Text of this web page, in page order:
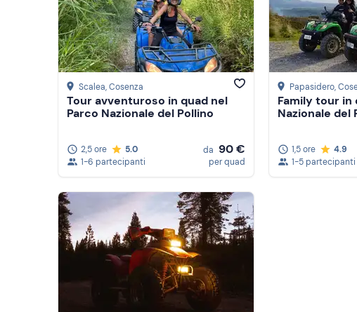
Scalea, Cosenza
Tour avventuroso in quad nel
Parco Nazionale del Pollino
2,5 ore
5.0
1-6 partecipanti
da 90 €
per quad
Papasidero,
Family tour in
Nazionale del
1,5 ore
4.9
1-5 partecipanti